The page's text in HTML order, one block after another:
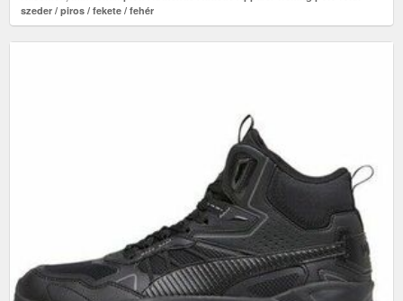
szeder / piros / fekete / fehér